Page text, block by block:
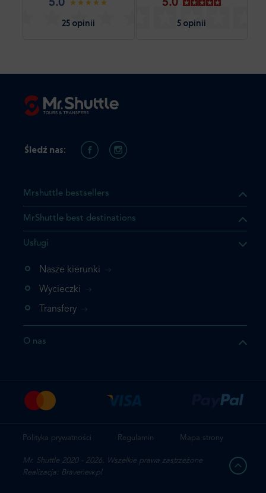
5.0
25 opinii
5.0
5 opinii
którego szukasz jest już
nie chcesz dodawać go
Mrshuttle bestsellers
MrShuttle best destinations
Usługi
Nasze kierunki
Wycieczki
Transfery
O nas
Śledź nas:
Polityka prywatności Regulamin Mapa strony
Mr. Shuttle 2020 - 2026. Wszelkie prawa zastrzeżone
Realizacja: Bravenew.pl